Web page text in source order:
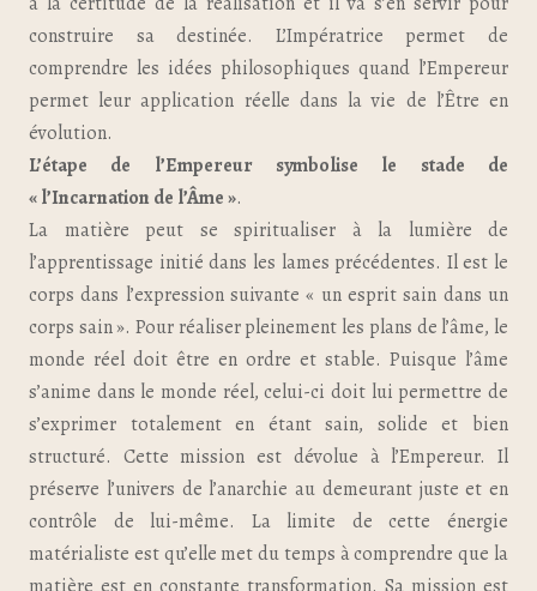
construire sa destinée. L’Impératrice permet de
comprendre les idées philosophiques quand l’Empereur
permet leur application réelle dans la vie de l’Être en
évolution.
L’étape de l’Empereur symbolise le stade de
« l’Incarnation de l’Âme ».
La matière peut se spiritualiser à la lumière de
l’apprentissage initié dans les lames précédentes. Il est le
corps dans l’expression suivante « un esprit sain dans un
corps sain ». Pour réaliser pleinement les plans de l’âme, le
monde réel doit être en ordre et stable. Puisque l’âme
s’anime dans le monde réel, celui-ci doit lui permettre de
s’exprimer totalement en étant sain, solide et bien
structuré. Cette mission est dévolue à l’Empereur. Il
préserve l’univers de l’anarchie au demeurant juste et en
contrôle de lui-même. La limite de cette énergie
matérialiste est qu’elle met du temps à comprendre que la